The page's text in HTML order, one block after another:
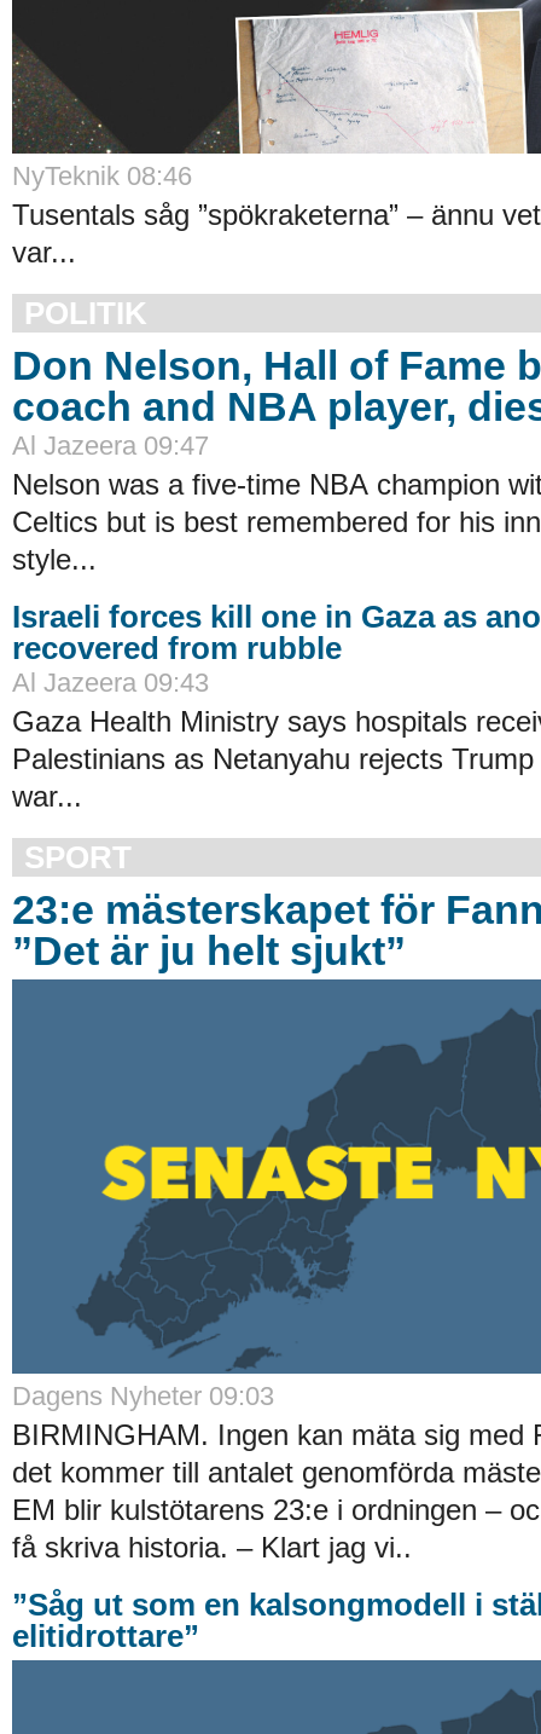
NyTeknik 08:46
Tusentals såg ”spökraketerna” – ännu
var...
POLITIK
Don Nelson, Hall of Fame
coach and NBA player,
Al Jazeera 09:47
Nelson was a five-time NBA champion
Celtics but is best remembered for his
style...
Israeli forces kill one in Gaza as
recovered from rubble
Al Jazeera 09:43
Gaza Health Ministry says hospitals
Palestinians as Netanyahu rejects
war...
SPORT
23:e mästerskapet för
”Det är ju helt sjukt”
Dagens Nyheter 09:03
BIRMINGHAM. Ingen kan mäta sig med
det kommer till antalet genomförda
EM blir kulstötarens 23:e i ordningen –
få skriva historia. – Klart jag vi..
”Såg ut som en kalsongmodell i
elitidrottare”